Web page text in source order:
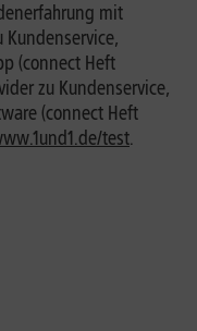
mit
(connect Heft
zu Kundenservice,
(connect Heft
test.